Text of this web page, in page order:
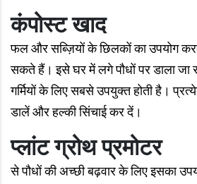
कंपोस्ट खाद
फल और सब्ज़ियों के छिलकों का उपयोग
सकते हैं। इसे घर में लगे पौधों पर डाला
गर्मियों के लिए सबसे उपयुक्त होती है।
डालें और हल्की सिंचाई कर दें।
प्लांट ग्रोथ प्रमोटर
से पौधों की अच्छी बढ़वार के लिए इसका